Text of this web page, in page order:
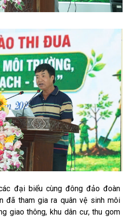
đại biểu cùng đông đảo đoàn
đã tham gia ra quân vệ sinh môi
giao thông, khu dân cư, thu gom